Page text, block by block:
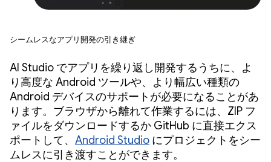
シームレスなアプリ開発の引き継ぎ
AI Studio でアプリを繰り返し開発するうちに、よ
り高度な Android ツールや、より幅広い種類の
Android デバイスのサポートが必要になることがあ
ります。ブラウザから離れて作業するには、ZIP フ
ァイルをダウンロードするか GitHub に直接エクス
ポートして、 Android Studio にプロジェクトをシー
ムレスに引き渡すことができます。